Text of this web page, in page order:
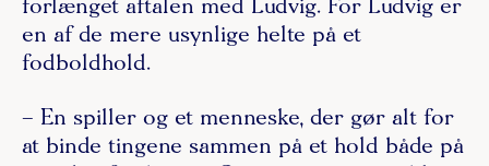
forlænget aftalen med Ludvig. For Ludvig er
en af de mere usynlige helte på et
fodboldhold.
– En spiller og et menneske, der gør alt for
at binde tingene sammen på et hold både på